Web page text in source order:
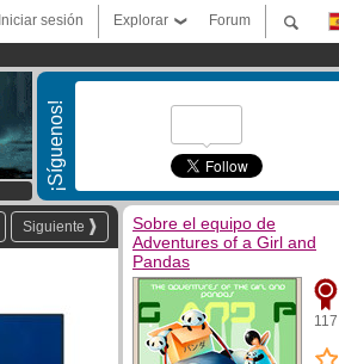
Forum
Explorar
Iniciar sesión
¡Síguenos!
Siguiente
Sobre el equipo de
Adventures of a Girl and
Pandas
117